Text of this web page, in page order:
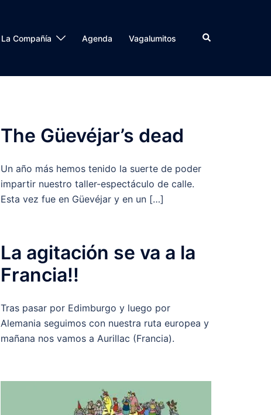
La Compañía Agenda Vagalumitos
The Güevéjar’s dead
Un año más hemos tenido la suerte de poder
impartir nuestro taller-espectáculo de calle.
Esta vez fue en Güevéjar y en un […]
La agitación se va a la
Francia!!
Tras pasar por Edimburgo y luego por
Alemania seguimos con nuestra ruta europea y
mañana nos vamos a Aurillac (Francia).